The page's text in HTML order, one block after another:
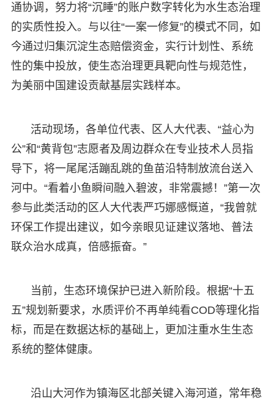
通协调，努力将“沉睡”的账户数字转化为水生态治理
的实质性投入。与以往“一案一修复”的模式不同，如
今通过归集沉淀生态赔偿资金，实行计划性、系统
性的集中投放，使生态治理更具靶向性与规范性，
为美丽中国建设贡献基层实践样本。
活动现场，各单位代表、区人大代表、“益心为
公”和“黄背包”志愿者及周边群众在专业技术人员指
导下，将一尾尾活蹦乱跳的鱼苗沿特制放流台送入
河中。“看着小鱼瞬间融入碧波，非常震撼！”第一次
参与此类活动的区人大代表严巧娜感慨道，“我曾就
环保工作提出建议，如今亲眼见证建议落地、普法
联众治水成真，倍感振奋。”
当前，生态环境保护已进入新阶段。根据“十五
五”规划新要求，水质评价不再单纯看COD等理化指
标，而是在数据达标的基础上，更加注重水生生态
系统的整体健康。
沿山大河作为镇海区北部关键入海河道，常年稳